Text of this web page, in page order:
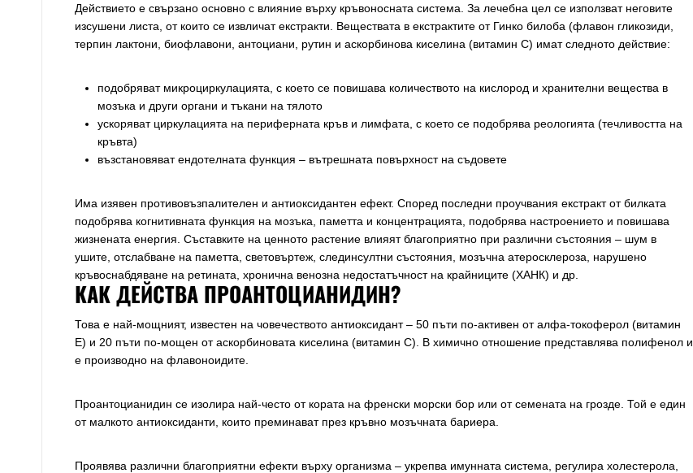
Действието е свързано основно с влияние върху кръвоносната система. За лечебна цел се използват неговите
изсушени листа, от които се извличат екстракти. Веществата в екстрактите от Гинко билоба (флавон гликозиди,
терпин лактони, биофлавони, антоциани, рутин и аскорбинова киселина (витамин С) имат следното действие:
подобряват микроциркулацията, с което се повишава количеството на кислород и хранителни вещества в
мозъка и други органи и тъкани на тялото
ускоряват циркулацията на периферната кръв и лимфата, с което се подобрява реологията (течливостта на
кръвта)
възстановяват ендотелната функция – вътрешната повърхност на съдовете
Има изявен противовъзпалителен и антиоксидантен ефект. Според последни проучвания екстракт от билката
подобрява когнитивната функция на мозъка, паметта и концентрацията, подобрява настроението и повишава
жизнената енергия. Съставките на ценното растение влияят благоприятно при различни състояния – шум в
ушите, отслабване на паметта, световъртеж, слединсултни състояния, мозъчна атеросклероза, нарушено
кръвоснабдяване на ретината, хронична венозна недостатъчност на крайниците (ХАНК) и др.
КАК ДЕЙСТВА ПРОАНТОЦИАНИДИН?
Това е най-мощният, известен на човечеството антиоксидант – 50 пъти по-активен от алфа-токоферол (витамин
Е) и 20 пъти по-мощен от аскорбиновата киселина (витамин С). В химично отношение представлява полифенол и
е производно на флавоноидите.
Проантоцианидин се изолира най-често от кората на френски морски бор или от семената на грозде. Той е един
от малкото антиоксиданти, които преминават през кръвно мозъчната бариера.
Проявява различни благоприятни ефекти върху организма – укрепва имунната система, регулира холестерола,